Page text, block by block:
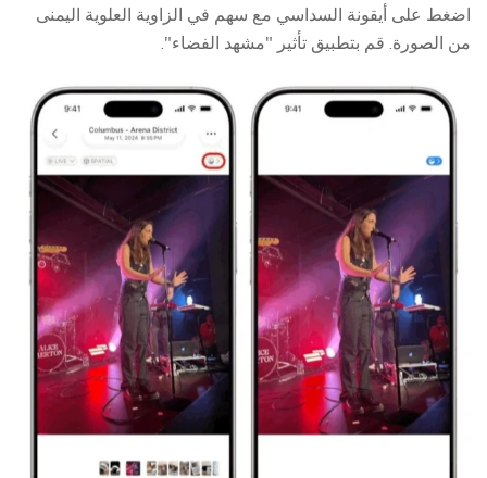
اضغط على أيقونة السداسي مع سهم في الزاوية العلوية اليمنى
من الصورة. قم بتطبيق تأثير "مشهد الفضاء".